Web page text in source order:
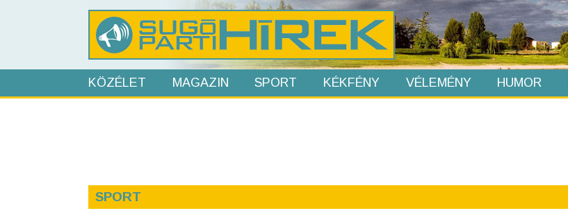
KÖZÉLET MAGAZIN SPORT KÉKFÉNY VÉLEMÉNY HUMOR
SPORT